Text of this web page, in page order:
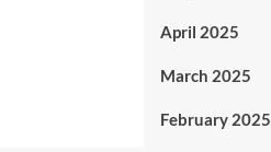
April 2025
March 2025
February 2025